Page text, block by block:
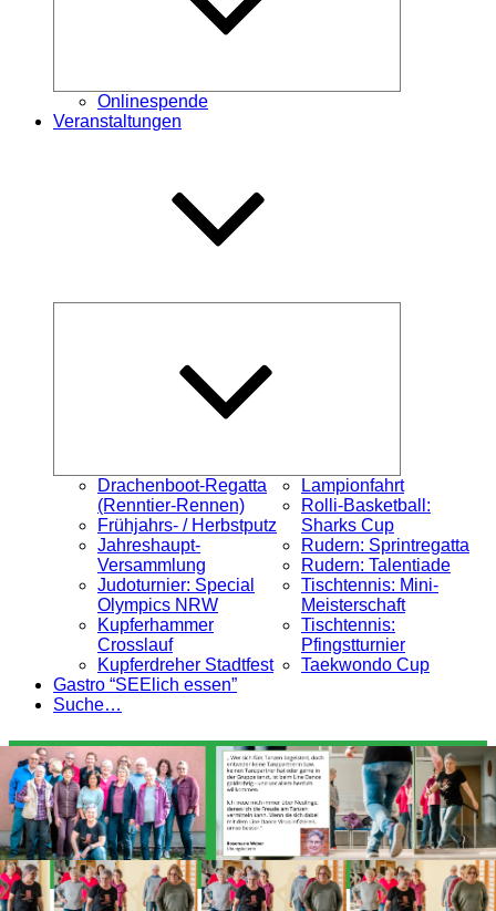
Onlinespende
Veranstaltungen
Drachenboot-Regatta
(Renntier-Rennen)
Frühjahrs- / Herbstputz
Jahreshaupt-
Versammlung
Judoturnier: Special
Olympics NRW
Kupferhammer
Crosslauf
Kupferdreher Stadtfest
Lampionfahrt
Rolli-Basketball:
Sharks Cup
Rudern: Sprintregatta
Rudern: Talentiade
Tischtennis: Mini-
Meisterschaft
Tischtennis:
Pfingstturnier
Taekwondo Cup
Gastro “SEElich essen”
Suche…